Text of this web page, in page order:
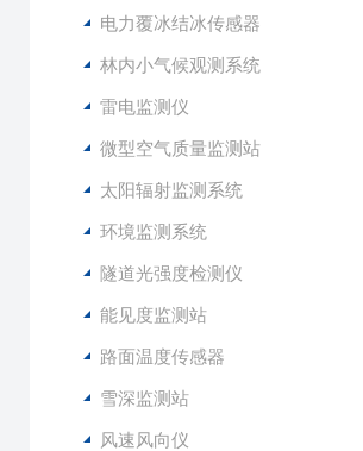
电力覆冰结冰传感器
林内小气候观测系统
雷电监测仪
微型空气质量监测站
太阳辐射监测系统
环境监测系统
隧道光强度检测仪
能见度监测站
路面温度传感器
雪深监测站
风速风向仪